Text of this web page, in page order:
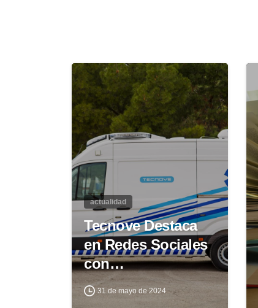
actualidad
Tecnove Destaca
en Redes Sociales
con…
31 de mayo de 2024